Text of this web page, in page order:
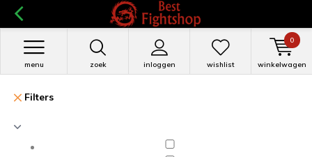
zoek inloggen
menu wishlist winkelwagen
0
Filters